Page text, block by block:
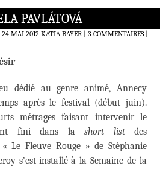
PAVLÁTOVÁ
24 MAI 2012 KATIA BAYER 3 COMMENTAIRES|
dédié au genre animé, Annecy
après le festival (début juin).
métrages faisant intervenir le
fini dans la short listdes
Le Fleuve Rouge » de Stéphanie
s’est installé à la Semaine de la